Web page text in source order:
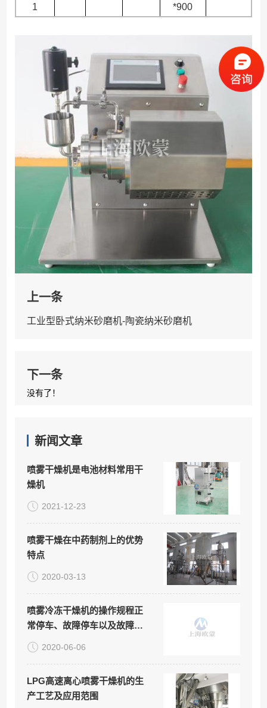
1 *900
上一条
工业型卧式纳米砂磨机-陶瓷纳米砂磨机
下一条
没有了！
新闻文章
喷雾干燥机是电池材料常用干
燥机
2021-12-23
喷雾干燥在中药制剂上的优势
特点
2020-03-13
喷雾冷冻干燥机的操作规程正
常停车、故障停车以及故障停
车顺序
2020-06-06
LPG高速离心喷雾干燥机的生
产工艺及应用范围